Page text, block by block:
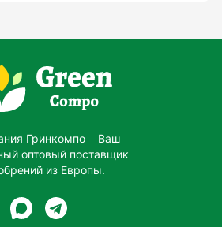
Гринкомпо – Ваш
оптовый поставщик
из Европы.